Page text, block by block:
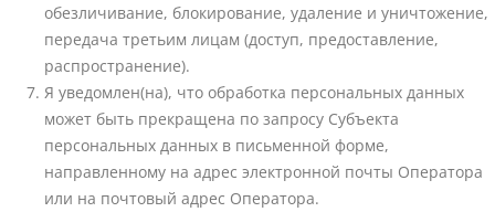
обезличивание, блокирование, удаление и уничтожение,
передача третьим лицам (доступ, предоставление,
распространение).
Я уведомлен(на), что обработка персональных данных
может быть прекращена по запросу Субъекта
персональных данных в письменной форме,
направленному на адрес электронной почты Оператора
или на почтовый адрес Оператора.